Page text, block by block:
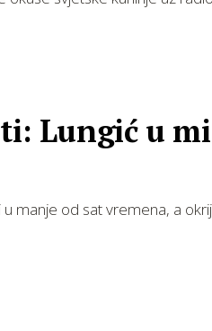
Lungić u
manje od sat vremena, a